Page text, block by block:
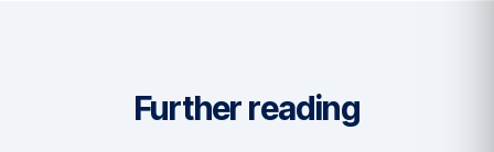
Further reading